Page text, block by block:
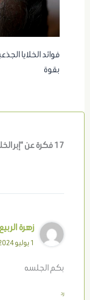
فوائد الخلايا
بقوة
17 فكرة عن “إبر الخلايا الجذعية للشعر في جدة”
زهرة الربيع
1 يوليو 2024 الساعة 1:48 مساءً
بكم الجلسه
رد